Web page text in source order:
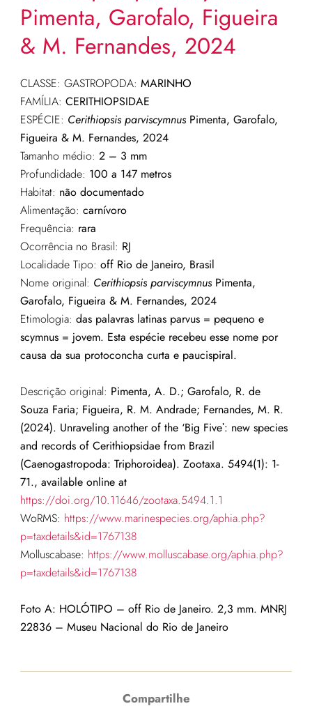
Pimenta, Garofalo, Figueira
& M. Fernandes, 2024
CLASSE: GASTROPODA: MARINHO
FAMÍLIA: CERITHIOPSIDAE
ESPÉCIE: Cerithiopsis parviscymnus Pimenta, Garofalo,
Figueira & M. Fernandes, 2024
Tamanho médio: 2 – 3 mm
Profundidade: 100 a 147 metros
Habitat: não documentado
Alimentação: carnívoro
Frequência: rara
Ocorrência no Brasil: RJ
Localidade Tipo: off Rio de Janeiro, Brasil
Nome original: Cerithiopsis parviscymnus Pimenta,
Garofalo, Figueira & M. Fernandes, 2024
Etimologia: das palavras latinas parvus = pequeno e
scymnus = jovem. Esta espécie recebeu esse nome por
causa da sua protoconcha curta e paucispiral.
Descrição original: Pimenta, A. D.; Garofalo, R. de
Souza Faria; Figueira, R. M. Andrade; Fernandes, M. R.
(2024). Unraveling another of the ‘Big Fiveʹ: new species
and records of Cerithiopsidae from Brazil
(Caenogastropoda: Triphoroidea). Zootaxa. 5494(1): 1-
71., available online at
https://doi.org/10.11646/zootaxa.5494.1.1
WoRMS: https://www.marinespecies.org/aphia.php?
p=taxdetails&id=1767138
Molluscabase: https://www.molluscabase.org/aphia.php?
p=taxdetails&id=1767138
Foto A: HOLÓTIPO – off Rio de Janeiro. 2,3 mm. MNRJ
22836 – Museu Nacional do Rio de Janeiro
Compartilhe